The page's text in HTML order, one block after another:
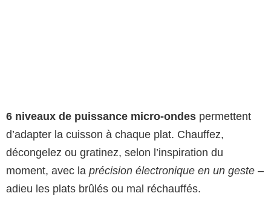
6 niveaux de puissance micro-ondes permettent
d’adapter la cuisson à chaque plat. Chauffez,
décongelez ou gratinez, selon l’inspiration du
moment, avec la précision électronique en un geste –
adieu les plats brûlés ou mal réchauffés.